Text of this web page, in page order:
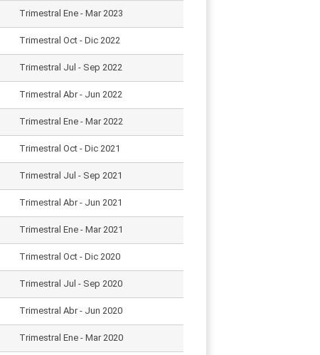
Trimestral Ene - Mar 2023
Trimestral Oct - Dic 2022
Trimestral Jul - Sep 2022
Trimestral Abr - Jun 2022
Trimestral Ene - Mar 2022
Trimestral Oct - Dic 2021
Trimestral Jul - Sep 2021
Trimestral Abr - Jun 2021
Trimestral Ene - Mar 2021
Trimestral Oct - Dic 2020
Trimestral Jul - Sep 2020
Trimestral Abr - Jun 2020
Trimestral Ene - Mar 2020